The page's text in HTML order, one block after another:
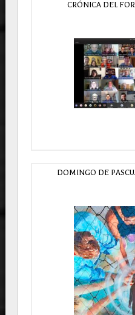
CRÓNICA DEL
DOMINGO DE